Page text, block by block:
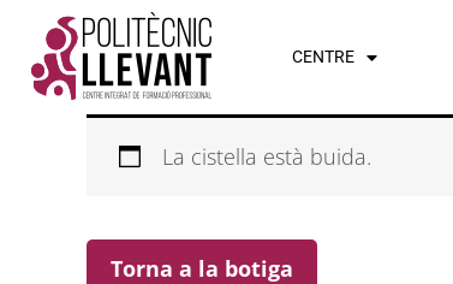
contingut
CENTRE
La cistella està buida.
Torna a la botiga